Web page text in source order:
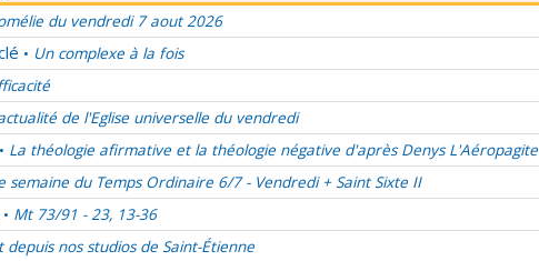
du vendredi 7 aout 2026
• Un complexe à la fois
de l'Eglise universelle du vendredi
• La théologie afirmative et la théologie négative d'après Denys L'Aéropagite
semaine du Temps Ordinaire 6/7 - Vendredi + Saint Sixte II
• Mt 73/91 - 23, 13-36
depuis nos studios de Saint-Étienne